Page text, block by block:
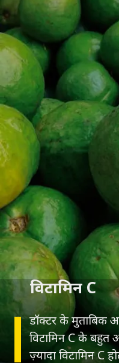
डॉक्टर के मुताबिक
विटामिन C के बहुत
ज़्यादा विटामिन C
विटामिन C